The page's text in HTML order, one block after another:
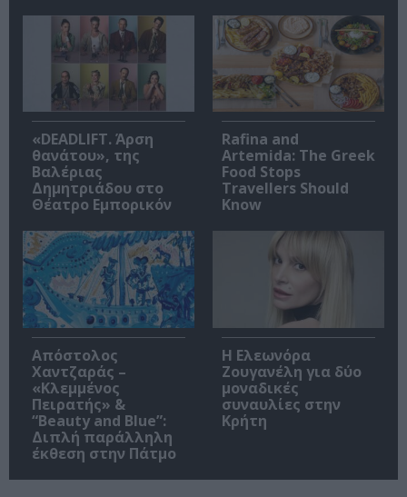
«DEADLIFT. Άρση
θανάτου», της
Βαλέριας
Δημητριάδου στο
Θέατρο Εμπορικόν
Rafina and
Artemida: The Greek
Food Stops
Travellers Should
Know
Απόστολος
Χαντζαράς –
«Κλεμμένος
Πειρατής» &
“Beauty and Blue”:
Διπλή παράλληλη
έκθεση στην Πάτμο
Η Ελεωνόρα
Ζουγανέλη για δύο
μοναδικές
συναυλίες στην
Κρήτη